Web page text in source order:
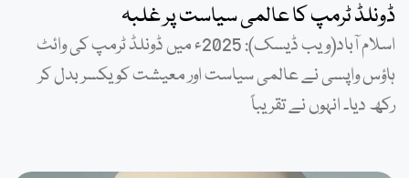
ڈونلڈ ٹرمپ کا عالمی سیاست پر غلبہ
اسلام آباد(ویب ڈیسک): 2025ء میں ڈونلڈ ٹرمپ کی وائٹ
ہاؤس واپسی نے عالمی سیاست اور معیشت کو یکسر بدل کر
رکھ دیا۔ انہوں نے تقریباً